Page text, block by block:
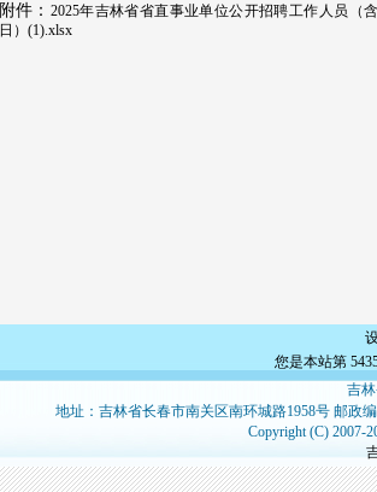
附件： 2025年吉林省省直事业单位公开招聘工作人员（
日）(1).xlsx
您是本站第
吉
地址：吉林省长春市南关区南环城路1958号 邮政
Copyright (C) 2007-